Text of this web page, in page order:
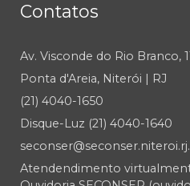
Contatos
Av. Visconde do Rio Branco,
Ponta d'Areia, Niterói | RJ
(21) 4040-1650
Disque-Luz (21) 4040-1640
Atendendimento